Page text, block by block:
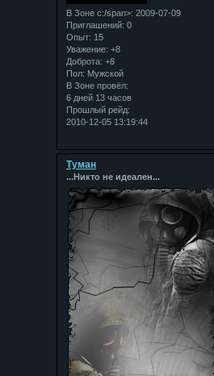
В Зоне с:/span>: 2009-07-09
Приглашений: 0
Опыт: 15
Уважение: +8
Доброта: +8
Пол: Мужской
В Зоне провёл:
6 дней 13 часов
Прошлый рейд:
2010-12-05 13:19:44
Туман
...Никто не идеален...